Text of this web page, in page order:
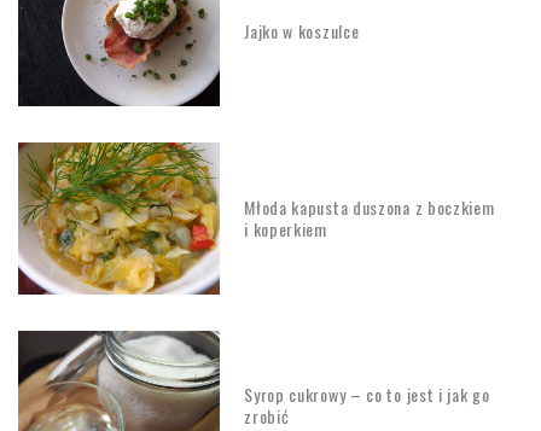
Jajko w koszulce
Młoda kapusta duszona z boczkiem
i koperkiem
Syrop cukrowy – co to jest i jak go
zrobić